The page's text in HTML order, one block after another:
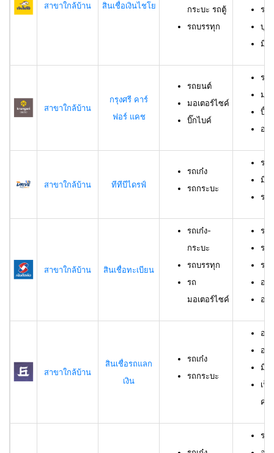
สาขาใกล้บ้าน สินเชื่อเงินไชโย
กระบะ รถตู้
รถบรรทุก
รถ
บุค
มีร
สาขาใกล้บ้าน
กรุงศรี คาร์
ฟอร์ แคช
รถยนต์
มอเตอร์ไซค์
บิ๊กไบค์
รถ
มอ
บิ๊ก
อา
สาขาใกล้บ้าน ทีทีบีไดรฟ์
รถเก๋ง
รถกระบะ
รถ
มีอ
รา
สาขาใกล้บ้าน สินเชื่อทะเบียน
รถเก๋ง-
กระบะ
รถบรรทุก
รถ
มอเตอร์ไซค์
รถ
รถ
รถ
อา
อา
สาขาใกล้บ้าน
สินเชื่อรถแลก
เงิน
รถเก๋ง
รถกระบะ
อา
อา
มีร
เป็
คร
รถ